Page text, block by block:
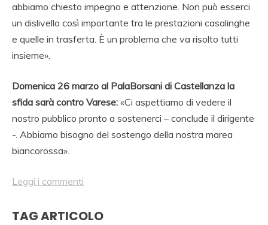
abbiamo chiesto impegno e attenzione. Non può esserci
un dislivello così importante tra le prestazioni casalinghe
e quelle in trasferta. È un problema che va risolto tutti
insieme».
Domenica 26 marzo al PalaBorsani di Castellanza la
sfida sarà contro Varese: «Ci aspettiamo di vedere il
nostro pubblico pronto a sostenerci – conclude il dirigente
-. Abbiamo bisogno del sostengo della nostra marea
biancorossa».
Leggi i commenti
TAG ARTICOLO